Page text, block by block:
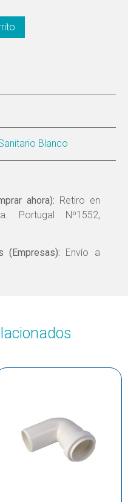
Blanco
ahora): Retiro en
Portugal Nº1552,
(Empresas): Envío a